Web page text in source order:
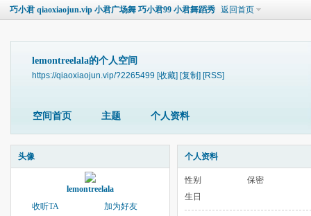
巧小君 qiaoxiaojun.vip 小君广场舞 巧小君99 小君舞蹈秀 返回首页
lemontreelala的个人空间
https://qiaoxiaojun.vip/?2265499 [收藏] [复制] [RSS]
空间首页 主题 个人资料
头像
lemontreelala
收听TA
加为好友
个人资料
性别
保密
生日